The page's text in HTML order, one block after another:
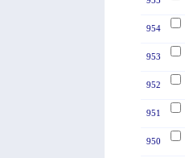
954
953
952
951
950